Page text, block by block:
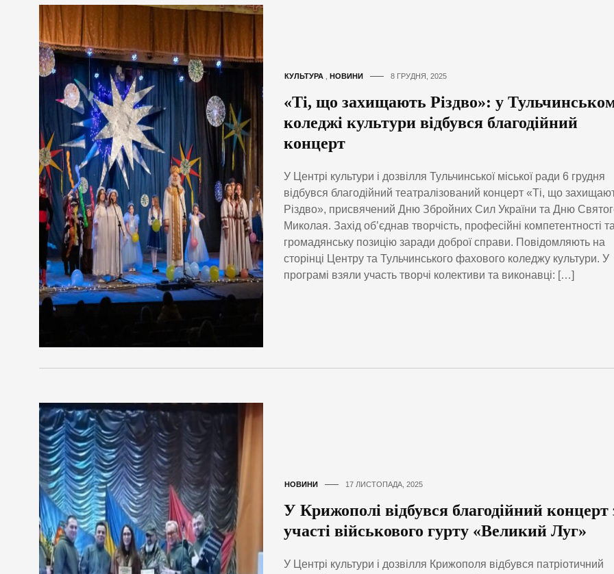
КУЛЬТУРА , НОВИНИ 8 ГРУДНЯ, 2025
«Ті, що захищають Різдво»: у
коледжі культури відбувся благодійний
концерт
У Центрі культури і дозвілля Тульчинської міської ради 6 грудня
відбувся благодійний театралізований концерт «Ті, що
Різдво», присвячений Дню Збройних Сил України та Дню
Миколая. Захід об’єднав творчість, професійні компетентності
громадянську позицію заради доброї справи. Повідомляють на
сторінці Центру та Тульчинського фахового коледжу культури. У
програмі взяли участь творчі колективи та виконавці: […]
НОВИНИ 17 ЛИСТОПАДА, 2025
У Крижополі відбувся благодійний концерт
участі військового гурту «Великий Луг»
У Центрі культури і дозвілля Крижополя відбувся патріотичний